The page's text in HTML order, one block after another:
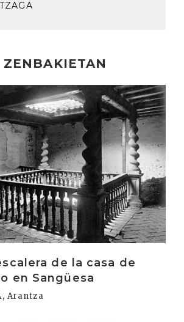
ZENBAKIETAN
de la casa de
en Sangüesa
Arantza